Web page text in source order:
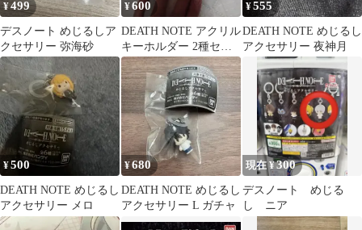
¥499
デスノート めじるしア
クセサリー 弥海砂
¥600
DEATH NOTE アクリル
キーホルダー 2種セッ
ト
¥555
DEATH NOTE めじるし
アクセサリー 夜神月
¥500
DEATH NOTE めじるし
アクセサリー メロ
¥680
DEATH NOTE めじるし
アクセサリー L ガチャ
現在 ¥ 300
デスノート めじる
し ニア